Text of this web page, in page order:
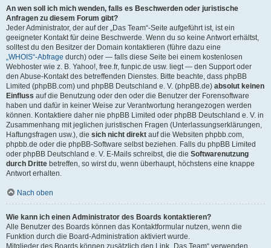
An wen soll ich mich wenden, falls es Beschwerden oder juristische
Anfragen zu diesem Forum gibt?
Jeder Administrator, der auf der „Das Team“-Seite aufgeführt ist, ist ein
geeigneter Kontakt für deine Beschwerde. Wenn du so keine Antwort erhältst,
solltest du den Besitzer der Domain kontaktieren (führe dazu eine
„WHOIS“-Abfrage durch) oder — falls diese Seite bei einem kostenlosen
Webhoster wie z. B. Yahoo!, free.fr, funpic.de usw. liegt — den Support oder
den Abuse-Kontakt des betreffenden Dienstes. Bitte beachte, dass phpBB
Limited (phpBB.com) und phpBB Deutschland e. V. (phpBB.de) absolut keinen
Einfluss auf die Benutzung oder den oder die Benutzer der Forensoftware
haben und dafür in keiner Weise zur Verantwortung herangezogen werden
können. Kontaktiere daher nie phpBB Limited oder phpBB Deutschland e. V. in
Zusammenhang mit jeglichen juristischen Fragen (Unterlassungserklärungen,
Haftungsfragen usw.), die sich nicht direkt auf die Websiten phpbb.com,
phpbb.de oder die phpBB-Software selbst beziehen. Falls du phpBB Limited
oder phpBB Deutschland e. V. E-Mails schreibst, die die Softwarenutzung
durch Dritte betreffen, so wirst du, wenn überhaupt, höchstens eine knappe
Antwort erhalten.
Nach oben
Wie kann ich einen Administrator des Boards kontaktieren?
Alle Benutzer des Boards können das Kontaktformular nutzen, wenn die
Funktion durch die Board-Administration aktiviert wurde.
Mitglieder des Boards können zusätzlich den Link „Das Team“ verwenden.